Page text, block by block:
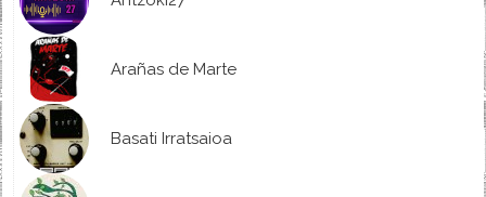
Arañas de Marte
Basati Irratsaioa